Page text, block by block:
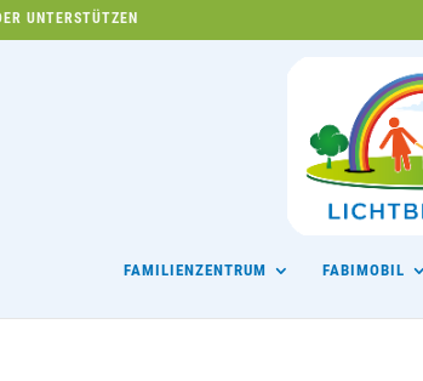
UNTERSTÜTZEN
FAMILIENZENTRUM FABIMOBIL